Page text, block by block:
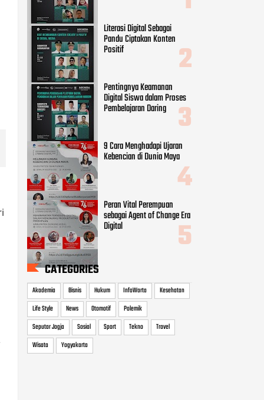
Literasi Digital Sebagai
Pandu Ciptakan Konten
Positif
Pentingnya Keamanan
Digital Siswa dalam Proses
Pembelajaran Daring
9 Cara Menghadapi Ujaran
Kebencian di Dunia Maya
Peran Vital Perempuan
sebagai Agent of Change Era
Digital
CATEGORIES
Akademia Bisnis Hukum InfoWarta
Kesehatan
Life Style
News Otomotif
Polemik
Seputar Jogja
Sosial Sport Tekno
Travel
Wisata
Yogyakarta